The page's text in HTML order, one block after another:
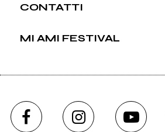
CONTATTI
MI AMI FESTIVAL